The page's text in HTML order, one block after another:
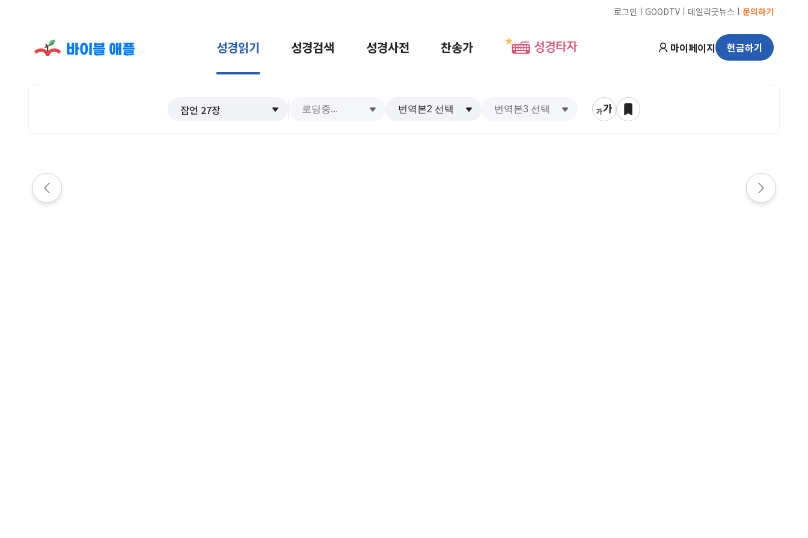
로그인 ㅣ GOODTV ㅣ 데일리굿뉴스 ㅣ 문의하기
성경읽기 성경검색 성경사전 찬송가 성경타자 마이페이지 헌금하기
잠언 27장